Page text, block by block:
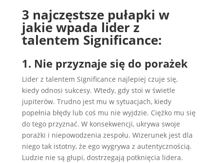
3 najczęstsze pułapki w
jakie wpada lider z
talentem Significance:
1. Nie przyznaje się do porażek
Lider z talentem Significance najlepiej czuje się,
kiedy odnosi sukcesy. Wtedy, gdy stoi w świetle
jupiterów. Trudno jest mu w sytuacjach, kiedy
popełnia błędy lub coś mu nie wyjdzie. Ciężko mu się
do tego przyznać. W konsekwencji, ukrywa swoje
porażki i niepowodzenia zespołu. Wizerunek jest dla
niego tak istotny, że ego wygrywa z autentycznością.
Ludzie nie są głupi, dostrzegają potknięcia lidera.